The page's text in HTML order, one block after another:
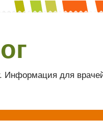
Информация для